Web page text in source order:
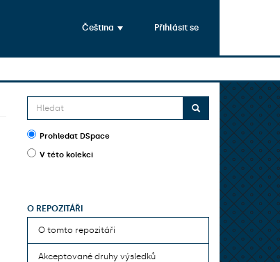
Čeština Přihlásit se
Prohledat DSpace
V této kolekci
O REPOZITÁŘI
O tomto repozitáři
Akceptované druhy výsledků